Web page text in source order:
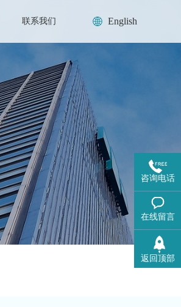
English
联系我们
咨询电话
在线留言
返回顶部